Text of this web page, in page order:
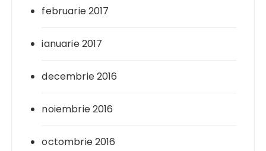
februarie 2017
ianuarie 2017
decembrie 2016
noiembrie 2016
octombrie 2016